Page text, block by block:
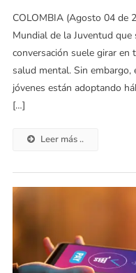
COLOMBIA (Agosto 04
Mundial de la Juventud
conversación suele girar en
salud mental. Sin
jóvenes están adoptando
[…]
Leer más ..